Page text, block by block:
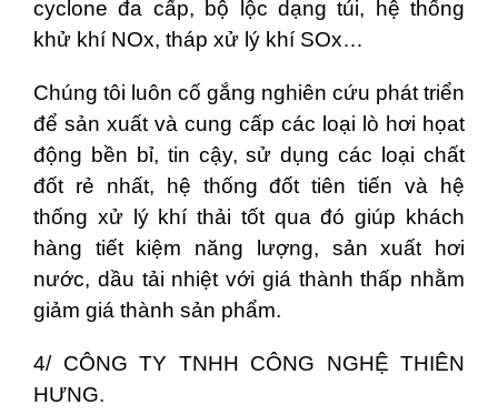
cyclone đa cấp, bộ lộc dạng túi, hệ thống
khử khí NOx, tháp xử lý khí SOx…
Chúng tôi luôn cố gắng nghiên cứu phát triển
để sản xuất và cung cấp các loại lò hơi họat
động bền bỉ, tin cậy, sử dụng các loại chất
đốt rẻ nhất, hệ thống đốt tiên tiến và hệ
thống xử lý khí thải tốt qua đó giúp khách
hàng tiết kiệm năng lượng, sản xuất hơi
nước, dầu tải nhiệt với giá thành thấp nhằm
giảm giá thành sản phẩm.
4/ CÔNG TY TNHH CÔNG NGHỆ THIÊN
HƯNG.